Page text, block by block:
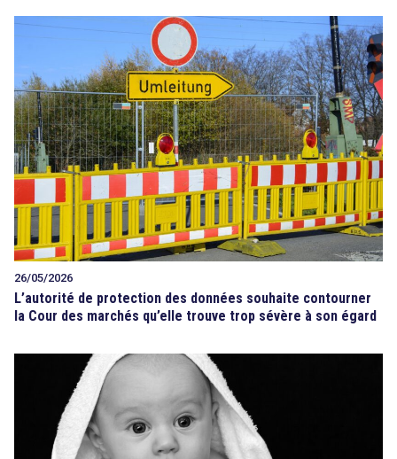
26/05/2026
L’autorité de protection des données souhaite contourner
la Cour des marchés qu’elle trouve trop sévère à son égard